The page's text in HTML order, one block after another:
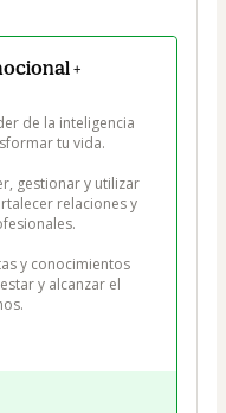
+
de la inteligencia
tu vida.
gestionar y utilizar
relaciones y
y conocimientos
y alcanzar el